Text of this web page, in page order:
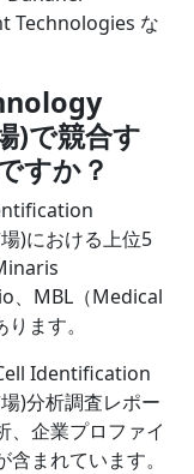
Technologies な
)で競合す
すか？
)における上位5
、MBL（Medical
ます。
Identification
)分析調査レポー
、企業プロファイ
まれています。